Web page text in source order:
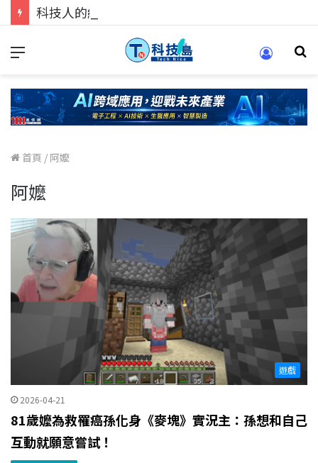
首頁 / 阿嬤
阿嬤
遊戲
2026-04-21
81歲嬤為救罹癌孫化身《麥塊》實況主：孫想和自己
互動就願意嘗試！